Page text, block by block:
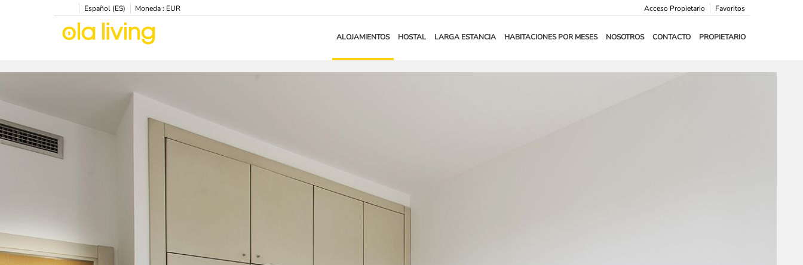
Español (ES) Moneda : EUR Favoritos
Acceso Propietario
ALOJAMIENTOS HOSTAL LARGA ESTANCIA HABITACIONES POR MESES NOSOTROS CONTACTO PROPIETARIO